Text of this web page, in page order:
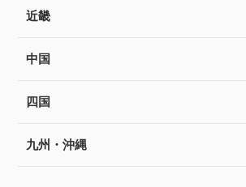
近畿
中国
四国
九州・沖縄